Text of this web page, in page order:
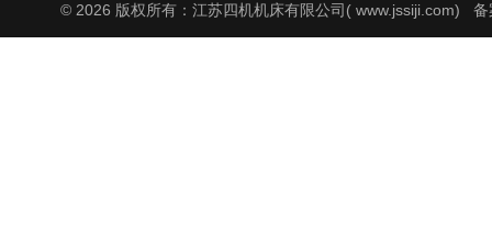
© 2026 版权所有：江苏四机机床有限公司( www.jssiji.com) 备